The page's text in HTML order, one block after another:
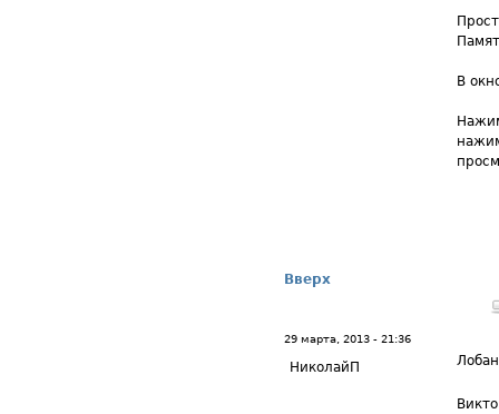
В
Вверх
29 марта, 2013 - 21:36
НиколайП